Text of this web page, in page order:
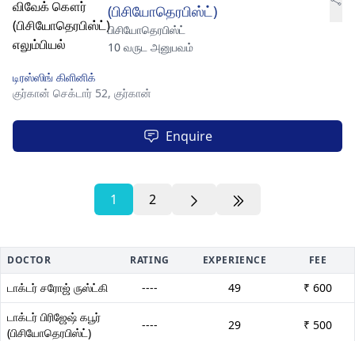
(பிசியோதெரபிஸ்ட்)
பிசியோதெரபிஸ்ட்
10 வருட அனுபவம்
டிரஸ்ஸிங் கிளினிக்
குர்கான் செக்டார் 52, குர்கான்
Enquire
1 2
DOCTOR RATING EXPERIENCE FEE
டாக்டர் சரோஜ் ருஸ்ட்கி ---- 49
₹ 600
டாக்டர் பிரிஜேஷ் கபூர்
(பிசியோதெரபிஸ்ட்)
---- 29 ₹ 500